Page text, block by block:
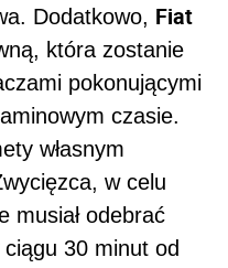
Dodatkowo, Fiat
która zostanie
pokonującymi
czasie.
własnym
w celu
musiał odebrać
30 minut od